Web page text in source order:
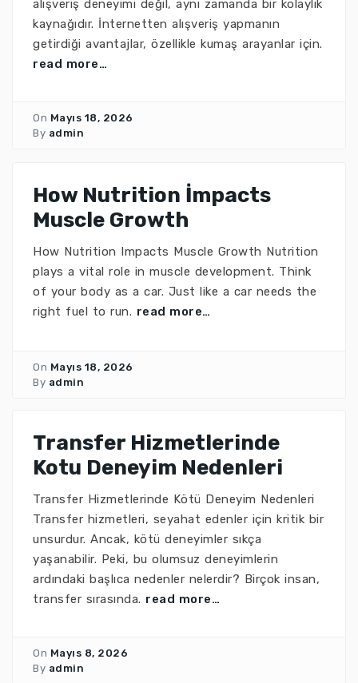
alışveriş deneyimi değil, aynı zamanda bir kolaylık
kaynağıdır. İnternetten alışveriş yapmanın
getirdiği avantajlar, özellikle kumaş arayanlar için.
read more…
On Mayıs 18, 2026
By admin
How Nutrition İmpacts
Muscle Growth
How Nutrition Impacts Muscle Growth Nutrition
plays a vital role in muscle development. Think
of your body as a car. Just like a car needs the
right fuel to run. read more…
On Mayıs 18, 2026
By admin
Transfer Hizmetlerinde
Kotu Deneyim Nedenleri
Transfer Hizmetlerinde Kötü Deneyim Nedenleri
Transfer hizmetleri, seyahat edenler için kritik bir
unsurdur. Ancak, kötü deneyimler sıkça
yaşanabilir. Peki, bu olumsuz deneyimlerin
ardındaki başlıca nedenler nelerdir? Birçok insan,
transfer sırasında. read more…
On Mayıs 8, 2026
By admin